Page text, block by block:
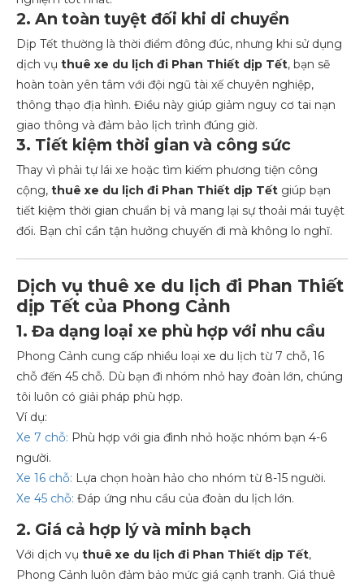
2. An toàn tuyệt đối khi di chuyển
Dịp Tết thường là thời điểm đông đúc, nhưng khi sử dụng
dịch vụ thuê xe du lịch đi Phan Thiết dịp Tết, bạn sẽ
hoàn toàn yên tâm với đội ngũ tài xế chuyên nghiệp,
thông thạo địa hình. Điều này giúp giảm nguy cơ tai nạn
giao thông và đảm bảo lịch trình đúng giờ.
3. Tiết kiệm thời gian và công sức
Thay vì phải tự lái xe hoặc tìm kiếm phương tiện công
cộng, thuê xe du lịch đi Phan Thiết dịp Tết giúp bạn
tiết kiệm thời gian chuẩn bị và mang lại sự thoải mái tuyệt
đối. Bạn chỉ cần tận hưởng chuyến đi mà không lo nghĩ.
Dịch vụ thuê xe du lịch đi Phan Thiết
dịp Tết của Phong Cảnh
1. Đa dạng loại xe phù hợp với nhu cầu
Phong Cảnh cung cấp nhiều loại xe du lịch từ 7 chỗ, 16
chỗ đến 45 chỗ. Dù bạn đi nhóm nhỏ hay đoàn lớn, chúng
tôi luôn có giải pháp phù hợp.
Ví dụ:
Xe 7 chỗ: Phù hợp với gia đình nhỏ hoặc nhóm bạn 4-6
người.
Xe 16 chỗ: Lựa chọn hoàn hảo cho nhóm từ 8-15 người.
Xe 45 chỗ: Đáp ứng nhu cầu của đoàn du lịch lớn.
2. Giá cả hợp lý và minh bạch
Với dịch vụ thuê xe du lịch đi Phan Thiết dịp Tết,
Phong Cảnh luôn đảm bảo mức giá cạnh tranh. Giá thuê